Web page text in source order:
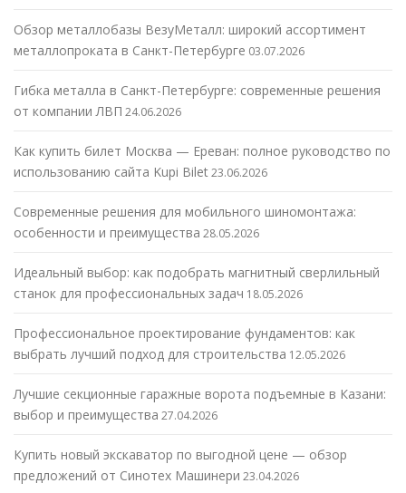
Обзор металлобазы ВезуМеталл: широкий ассортимент
металлопроката в Санкт-Петербурге 03.07.2026
Гибка металла в Санкт-Петербурге: современные решения
от компании ЛВП 24.06.2026
Как купить билет Москва — Ереван: полное руководство по
использованию сайта Kupi Bilet23.06.2026
Современные решения для мобильного шиномонтажа:
особенности и преимущества 28.05.2026
Идеальный выбор: как подобрать магнитный сверлильный
станок для профессиональных задач 18.05.2026
Профессиональное проектирование фундаментов: как
выбрать лучший подход для строительства 12.05.2026
Лучшие секционные гаражные ворота подъемные в Казани:
выбор и преимущества 27.04.2026
Купить новый экскаватор по выгодной цене — обзор
предложений от Синотех Машинери 23.04.2026